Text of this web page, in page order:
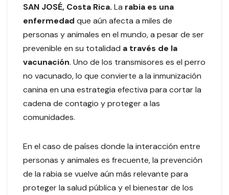
SAN JOSÉ, Costa Rica. La rabia es una
enfermedad que aún afecta a miles de
personas y animales en el mundo, a pesar de ser
prevenible en su totalidad a través de la
vacunación. Uno de los transmisores es el perro
no vacunado, lo que convierte a la inmunización
canina en una estrategia efectiva para cortar la
cadena de contagio y proteger a las
comunidades.
En el caso de países donde la interacción entre
personas y animales es frecuente, la prevención
de la rabia se vuelve aún más relevante para
proteger la salud pública y el bienestar de los